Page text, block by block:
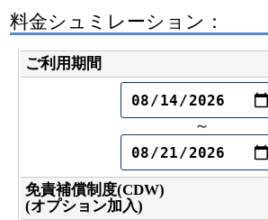
料金シュミレーション：
ご利用期間
～
免責補償制度(CDW)
(オプション加入)